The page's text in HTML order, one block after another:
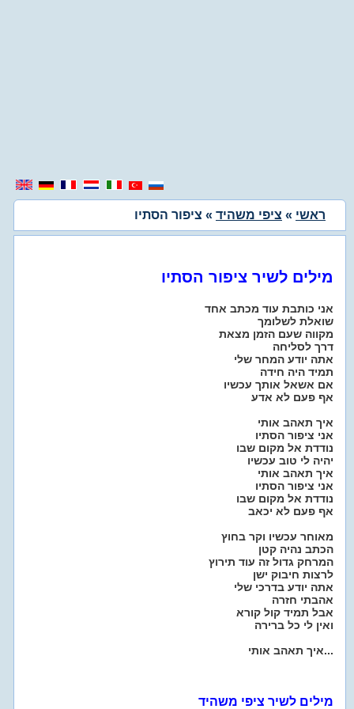
ראשי » ציפי משהיד » ציפור הסתיו
מילים לשיר ציפור הסתיו
אני כותבת עוד מכתב אחד
שואלת לשלומך
מקווה שעם הזמן מצאת
דרך לסליחה
אתה יודע המחר שלי
תמיד היה חידה
אם אשאל אותך עכשיו
אף פעם לא אדע
איך תאהב אותי
אני ציפור הסתיו
נודדת אל מקום שבו
יהיה לי טוב עכשיו
איך תאהב אותי
אני ציפור הסתיו
נודדת אל מקום שבו
אף פעם לא יכאב
מאוחר עכשיו וקר בחוץ
הכתב נהיה קטן
המרחק גדול זה עוד תירוץ
לרצות חיבוק ישן
אתה יודע בדרכי שלי
אהבתי חזרה
אבל תמיד קול קורא
ואין לי כל ברירה
איך תאהב אותי...
מילים לשיר ציפי משהיד